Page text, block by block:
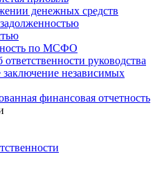
денежных средств
по МСФО
ответственности руководства
заключение независимых
финансовая отчетность